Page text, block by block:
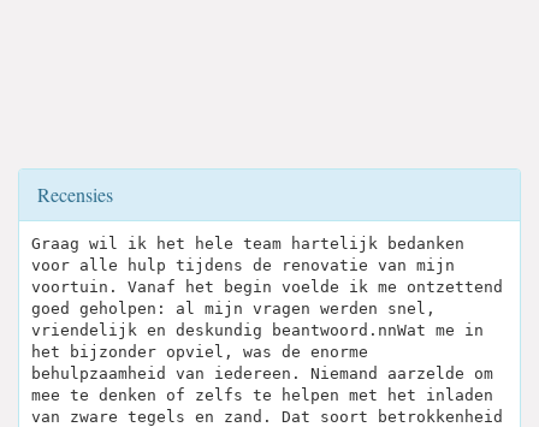
Recensies
Graag wil ik het hele team hartelijk bedanken
voor alle hulp tijdens de renovatie van mijn
voortuin. Vanaf het begin voelde ik me ontzettend
goed geholpen: al mijn vragen werden snel,
vriendelijk en deskundig beantwoord.nnWat me in
het bijzonder opviel, was de enorme
behulpzaamheid van iedereen. Niemand aarzelde om
mee te denken of zelfs te helpen met het inladen
van zware tegels en zand. Dat soort betrokkenheid